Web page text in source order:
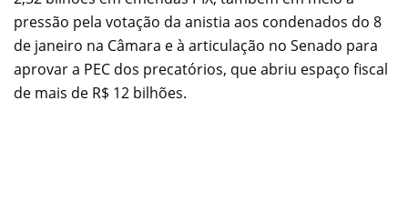
pressão pela votação da anistia aos condenados do 8
de janeiro na Câmara e à articulação no Senado para
aprovar a PEC dos precatórios, que abriu espaço fiscal
de mais de R$ 12 bilhões.